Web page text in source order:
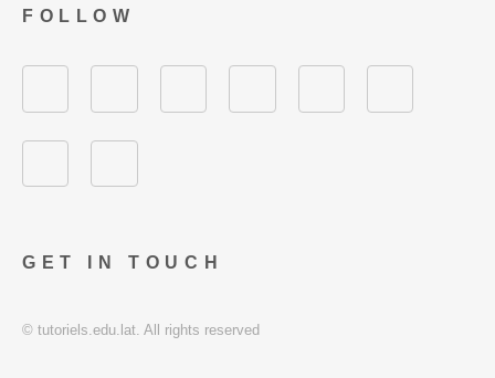
GET IN TOUCH
FOLLOW
© tutoriels.edu.lat. All rights reserved